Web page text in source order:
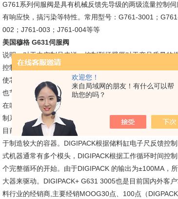
欢迎您！
来自局域网的朋友！有什么可以帮
助您的吗？
G761系列伺服阀是具有机械反馈先导级的两级流量控制
有响应快，搞污染等特性。常用型号：G761-3001；
002；J761-003；J761-004等等
美国穆格 G631伺服阀
说明：对于中空制品来说，控制型坯壁厚对于产品质量
控制，冷却后会出现厚薄不均的状况，厚薄不均的坯壁
使芯轴缝隙随着型坯位置变化而变化，产生厚薄均匀的
也节省了原料，缩短了成品冷却时间，降低了次品率。
在吹塑控制领域，MOOG可提供独立的壁厚控制系统或
制系统（Parison control）。
目前，MOOG 提供30点、100点的壁厚控制器
于制造较大的容器。DIGIPACK根据储料缸电子尺反馈控
式机器通常有多个模头，DIGIPACK根据工作循环时间控
个完整循环的开始。由于DIGIPACK 的输出为±100MA，
大器来驱动。DIGIPACK+ G631 3005也是目前国内外客
料行业的经销商,主要经销MOOG30点、100点（